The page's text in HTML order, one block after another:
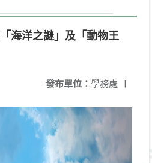
海洋之謎」及「動物王
發布單位： 學務處 |